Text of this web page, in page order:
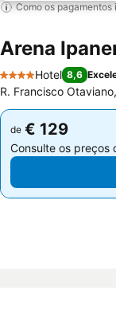
Como os
Arena
4 Estrelas
Hotel 8,6
R. Francisco
de € 129
Consulte os preços
de € 129
Consulte os preços